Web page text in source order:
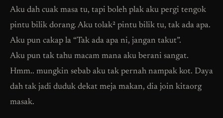
Aku dah cuak masa tu, tapi boleh plak aku pergi tengok
pintu bilik dorang. Aku tolak² pintu bilik tu, tak ada apa.
Aku pun cakap la “Tak ada apa ni, jangan takut”.
Aku pun tak tahu macam mana aku berani sangat.
Hmm.. mungkin sebab aku tak pernah nampak kot. Daya
dah tak jadi duduk dekat meja makan, dia join kitaorg
masak.